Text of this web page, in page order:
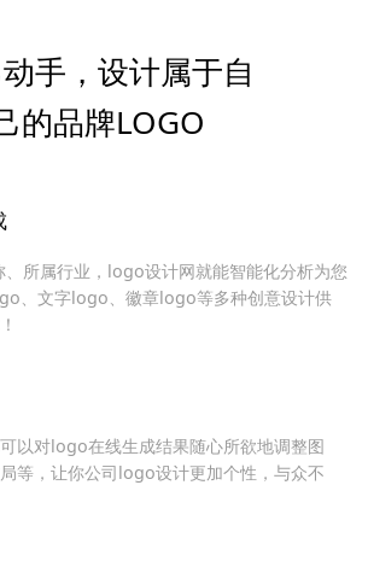
手，设计属于自
的品牌LOGO
、所属行业，logo设计网就能智能化分析为您
、文字logo、徽章logo等多种创意设计供
以对logo在线生成结果随心所欲地调整图
等，让你公司logo设计更加个性，与众不